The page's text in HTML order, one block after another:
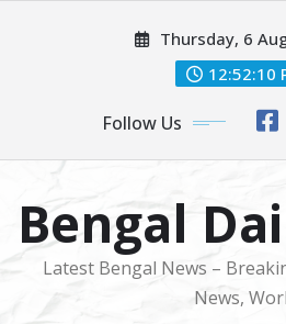
Thursday, 6
12:52:12
Follow Us
Bengal
Latest Bengal News –
News,